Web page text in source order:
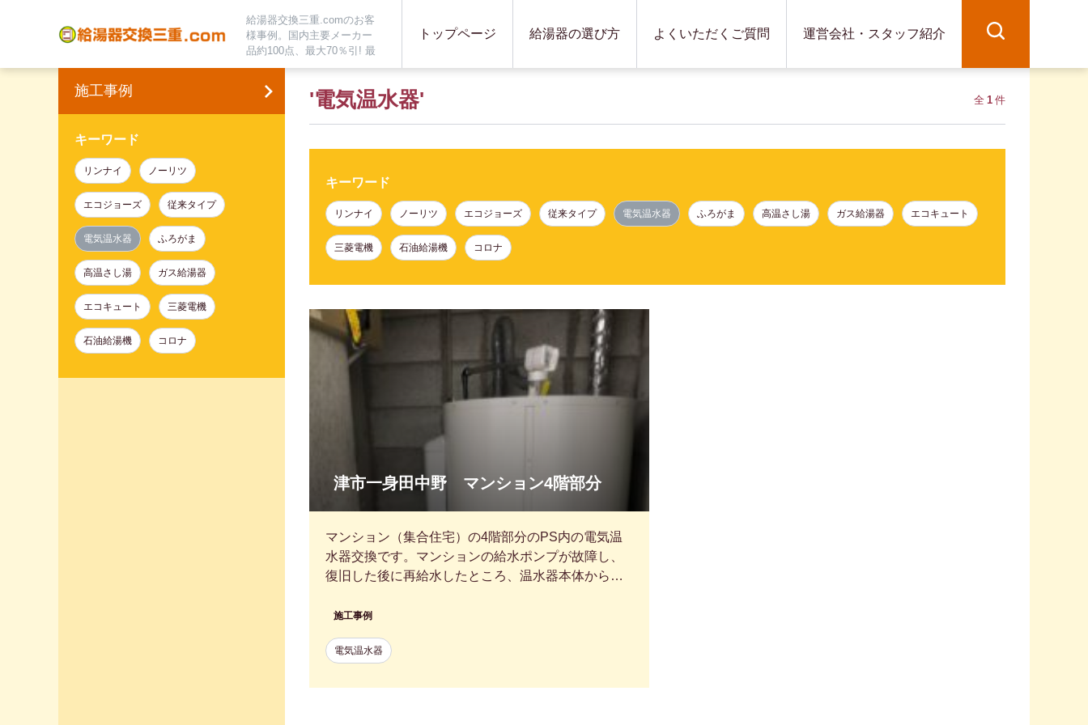
給湯器交換三重.comのお客
様事例。国内主要メーカー
品約100点、最大70％引! 最
長5年保証、追加料金無し。
トップページ 給湯器の選び方 よくいただくご質問 運営会社・スタッフ紹介
施工事例
キーワード
リンナイ ノーリツ
エコジョーズ 従来タイプ
電気温水器 ふろがま
高温さし湯 ガス給湯器
エコキュート 三菱電機
石油給湯機 コロナ
'電気温水器' 全 1 件
キーワード
リンナイ ノーリツ エコジョーズ 従来タイプ 電気温水器 ふろがま 高温さし湯 ガス給湯器 エコキュート
三菱電機 石油給湯機 コロナ
津市一身田中野 マンション4階部分
マンション（集合住宅）の4階部分のPS内の電気温
水器交換です。マンションの給水ポンプが故障し、
復旧した後に再給水したところ、温水器本体から…
施工事例
電気温水器